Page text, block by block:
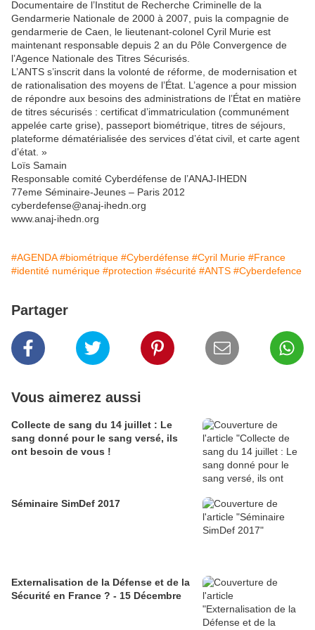
Documentaire de l’Institut de Recherche Criminelle de la
Gendarmerie Nationale de 2000 à 2007, puis la compagnie de
gendarmerie de Caen, le lieutenant-colonel Cyril Murie est
maintenant responsable depuis 2 an du Pôle Convergence de
l’Agence Nationale des Titres Sécurisés.
L’ANTS s’inscrit dans la volonté de réforme, de modernisation et
de rationalisation des moyens de l’État. L’agence a pour mission
de répondre aux besoins des administrations de l’État en matière
de titres sécurisés : certificat d’immatriculation (communément
appelée carte grise), passeport biométrique, titres de séjours,
plateforme dématérialisée des services d’état civil, et carte agent
d’état. »
Loïs Samain
Responsable comité Cyberdéfense de l’ANAJ-IHEDN
77eme Séminaire-Jeunes – Paris 2012
cyberdefense@anaj-ihedn.org
www.anaj-ihedn.org
#AGENDA #biométrique #Cyberdéfense #Cyril Murie #France
#identité numérique #protection #sécurité #ANTS #Cyberdefence
Partager
Vous aimerez aussi
Collecte de sang du 14 juillet : Le
sang donné pour le sang versé, ils
ont besoin de vous !
Séminaire SimDef 2017
Externalisation de la Défense et de la
Sécurité en France ? - 15 Décembre